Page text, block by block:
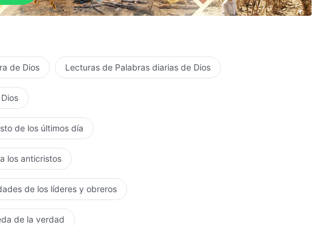
de Dios Lecturas de Palabras diarias de Dios
de los últimos día
los anticristos
de los líderes y obreros
de la verdad